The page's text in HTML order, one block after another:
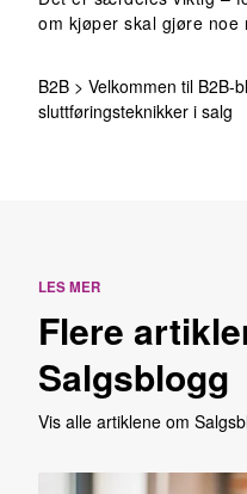
om kjøper skal gjøre noe
B2B > Velkommen til B2B-
sluttføringsteknikker i salg
LES MER
Flere
Salgsblogg
Vis alle artiklene om